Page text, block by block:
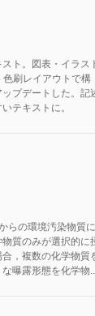
ト。図表・イラス
刷レイアウトで構
プデートした。記
テキストに。
らの環境汚染物質に
質のみが選択的に
，複数の化学物質
曝露形態を化学物